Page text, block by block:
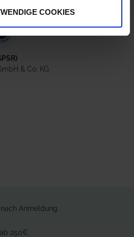
COOKIES
& Co. KG
Anmeldung
250€